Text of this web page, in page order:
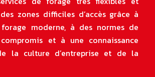
zones difficiles d’accès grâce à
moderne, à des normes de
et à une connaissance
la culture d’entreprise et de la